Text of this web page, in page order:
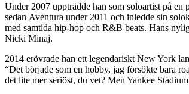
Under 2007 uppträdde han som soloartist på en
sedan Aventura under 2011 och inledde sin
med samtida hip-hop och R&B beats. Hans
Nicki Minaj.
2014 erövrade han ett legendariskt New York
“Det började som en hobby, jag försökte bara
det lite mer seriöst, du vet? Men Yankee